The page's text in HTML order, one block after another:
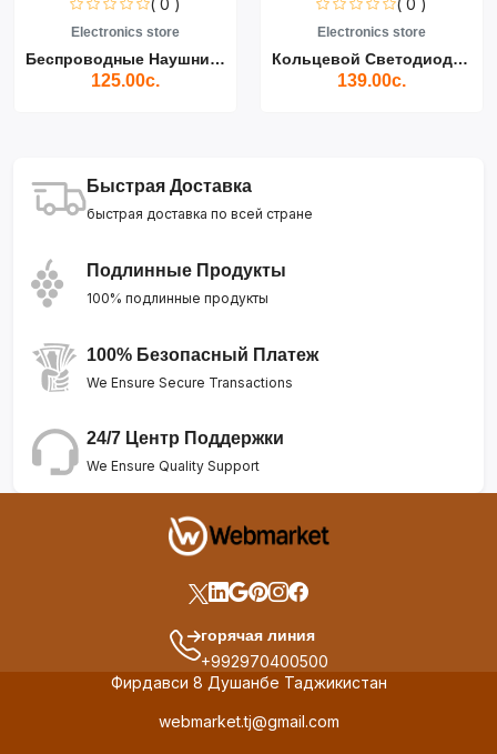
( 0 )
Electronics store
Беспроводные Наушники Air...
125.00с.
( 0 )
Electronics store
Кольцевой Светодиодный Св...
139.00с.
Быстрая Доставка
быстрая доставка по всей стране
Подлинные Продукты
100% подлинные продукты
100% Безопасный Платеж
We Ensure Secure Transactions
24/7 Центр Поддержки
We Ensure Quality Support
горячая линия
+992970400500
Фирдавси 8 Душанбе Таджикистан
webmarket.tj@gmail.com